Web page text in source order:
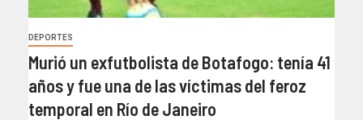
DEPORTES
Murió un exfutbolista de Botafogo: tenía 41
años y fue una de las víctimas del feroz
temporal en Río de Janeiro